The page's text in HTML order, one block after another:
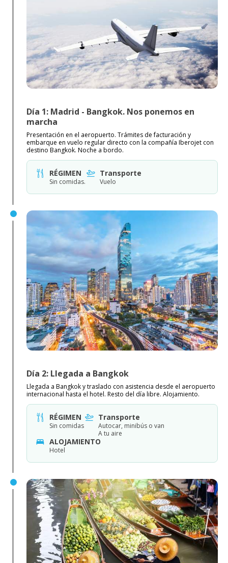
Día 1: Madrid - Bangkok. Nos ponemos en
marcha
Presentación en el aeropuerto. Trámites de facturación y
embarque en vuelo regular directo con la compañía Iberojet con
destino Bangkok. Noche a bordo.
RÉGIMEN
Sin comidas.
Transporte
Vuelo
Día 2: Llegada a Bangkok
Llegada a Bangkok y traslado con asistencia desde el aeropuerto
internacional hasta el hotel. Resto del día libre. Alojamiento.
RÉGIMEN
Sin comidas
Transporte
Autocar, minibús o van
A tu aire
ALOJAMIENTO
Hotel